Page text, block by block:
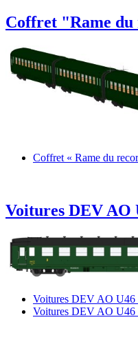
Coffret "Rame du
Coffret « Rame du
Voitures DEV AO
Voitures DEV AO U46
Voitures DEV AO U46